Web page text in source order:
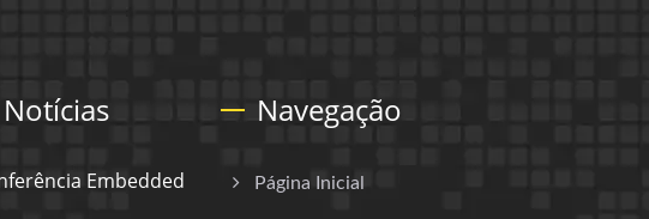
Embedded
Navegação
Página Inicial